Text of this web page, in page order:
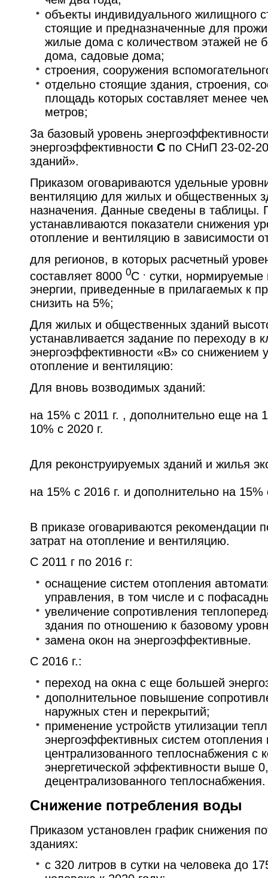
объекты индивидуального жилищного
стоящие и предназначенные для
жилые дома с количеством этажей не
дома, садовые дома;
строения, сооружения
отдельно стоящие здания, строения,
площадь которых составляет менее
метров;
За базовый уровень
энергоэффективности С по СНиП 23-02-
зданий».
Приказом оговариваются удельные
вентиляцию для жилых и общественных
назначения. Данные сведены в таблицы.
устанавливаются показатели снижения
отопление и вентиляцию в зависимости
для регионов, в которых расчетный
составляет 8000 0С . сутки, нормируемые
энергии, приведенные в прилагаемых к
снизить на 5%;
Для жилых и общественных зданий
устанавливается задание по переходу в
энергоэффективности «В» со снижением
отопление и вентиляцию:
Для вновь возводимых зданий:
на 15% с 2011 г. , дополнительно еще на
10% с 2020 г.
Для реконструируемых зданий и жилья
на 15% с 2016 г. и дополнительно на 15%
В приказе оговариваются рекомендации
затрат на отопление и вентиляцию.
С 2011 г по 2016 г:
оснащение систем отопления
управления, в том числе и с
увеличение сопротивления
здания по отношению к базовому
замена окон на энергоэффективные.
С 2016 г.:
переход на окна с еще большей
дополнительное повышение
наружных стен и перекрытий;
применение устройств утилизации
энергоэффективных систем отопления
централизованного теплоснабжения с
энергетической эффективности выше
децентрализованного теплоснабжения.
Снижение потребления воды
Приказом установлен график снижения
зданиях:
с 320 литров в сутки на человека до